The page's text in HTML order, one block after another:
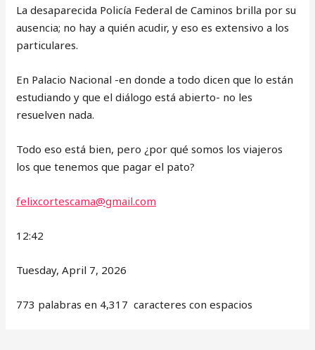
La desaparecida Policía Federal de Caminos brilla por su
ausencia; no hay a quién acudir, y eso es extensivo a los
particulares.
En Palacio Nacional -en donde a todo dicen que lo están
estudiando y que el diálogo está abierto- no les
resuelven nada.
Todo eso está bien, pero ¿por qué somos los viajeros
los que tenemos que pagar el pato?
felixcortescama@gmail.com
12:42
Tuesday, April 7, 2026
773 palabras en 4,317 caracteres con espacios